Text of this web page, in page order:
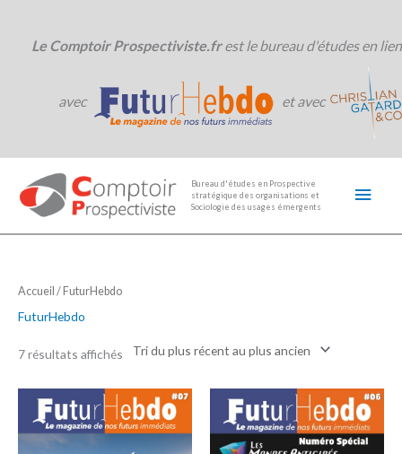
Le Comptoir Prospectiviste.frest le bureau d'études en lien
avec et avec
Bureau d'études en Prospective
stratégique des organisations et
Sociologie des usages émergents
Accueil / FuturHebdo
FuturHebdo
7 résultats affichés